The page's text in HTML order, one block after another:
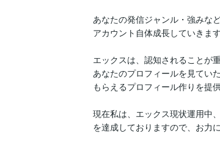
あなたの発信ジャンル・強みな
アカウント自体成長していきます
エックスは、認知されることが重
あなたのプロフィールを見てい
もらえるプロフィール作りを提
現在私は、エックス現状運用中
を達成しておりますので、お力